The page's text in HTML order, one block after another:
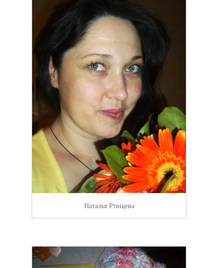
Наталья Ртищева